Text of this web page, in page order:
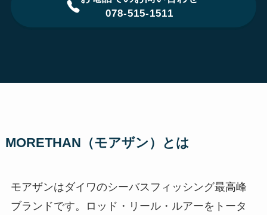
078-515-1511
MORETHAN（モアザン）とは
モアザンはダイワのシーバスフィッシング最高峰
ブランドです。ロッド・リール・ルアーをトータ